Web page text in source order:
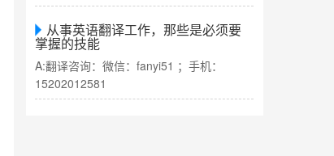
从事英语翻译工作，那些是必须要
掌握的技能
A:翻译咨询：微信：fanyi51 ；手机：
15202012581